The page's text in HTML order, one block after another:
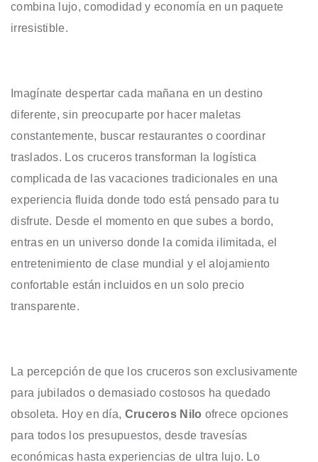
combina lujo, comodidad y economía en un paquete
irresistible.
Imagínate despertar cada mañana en un destino
diferente, sin preocuparte por hacer maletas
constantemente, buscar restaurantes o coordinar
traslados. Los cruceros transforman la logística
complicada de las vacaciones tradicionales en una
experiencia fluida donde todo está pensado para tu
disfrute. Desde el momento en que subes a bordo,
entras en un universo donde la comida ilimitada, el
entretenimiento de clase mundial y el alojamiento
confortable están incluidos en un solo precio
transparente.
La percepción de que los cruceros son exclusivamente
para jubilados o demasiado costosos ha quedado
obsoleta. Hoy en día, Cruceros Nilo ofrece opciones
para todos los presupuestos, desde travesías
económicas hasta experiencias de ultra lujo. Lo